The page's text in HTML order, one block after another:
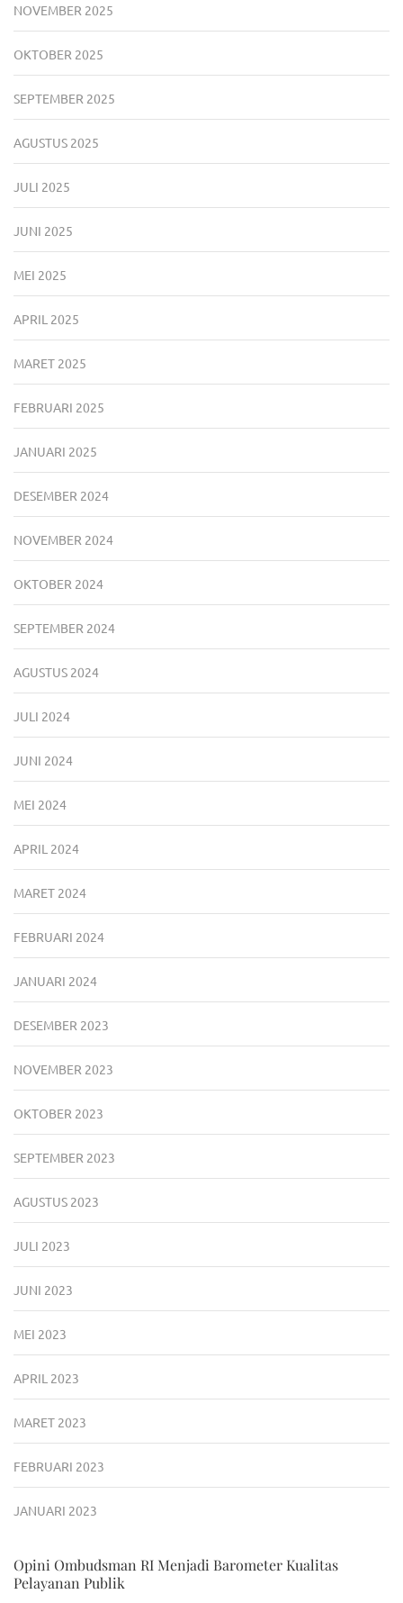
NOVEMBER 2025
OKTOBER 2025
SEPTEMBER 2025
AGUSTUS 2025
JULI 2025
JUNI 2025
MEI 2025
APRIL 2025
MARET 2025
FEBRUARI 2025
JANUARI 2025
DESEMBER 2024
NOVEMBER 2024
OKTOBER 2024
SEPTEMBER 2024
AGUSTUS 2024
JULI 2024
JUNI 2024
MEI 2024
APRIL 2024
MARET 2024
FEBRUARI 2024
JANUARI 2024
DESEMBER 2023
NOVEMBER 2023
OKTOBER 2023
SEPTEMBER 2023
AGUSTUS 2023
JULI 2023
JUNI 2023
MEI 2023
APRIL 2023
MARET 2023
FEBRUARI 2023
JANUARI 2023
Opini Ombudsman RI Menjadi Barometer Kualitas
Pelayanan Publik